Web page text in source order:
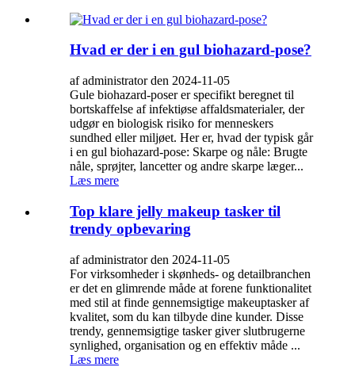
Hvad er der i en gul biohazard-pose?
af administrator den 2024-11-05
Gule biohazard-poser er specifikt beregnet til
bortskaffelse af infektiøse affaldsmaterialer, der
udgør en biologisk risiko for menneskers
sundhed eller miljøet. Her er, hvad der typisk går
i en gul biohazard-pose: Skarpe og nåle: Brugte
nåle, sprøjter, lancetter og andre skarpe læger...
Læs mere
Top klare jelly makeup tasker til
trendy opbevaring
af administrator den 2024-11-05
For virksomheder i skønheds- og detailbranchen
er det en glimrende måde at forene funktionalitet
med stil at finde gennemsigtige makeuptasker af
kvalitet, som du kan tilbyde dine kunder. Disse
trendy, gennemsigtige tasker giver slutbrugerne
synlighed, organisation og en effektiv måde ...
Læs mere